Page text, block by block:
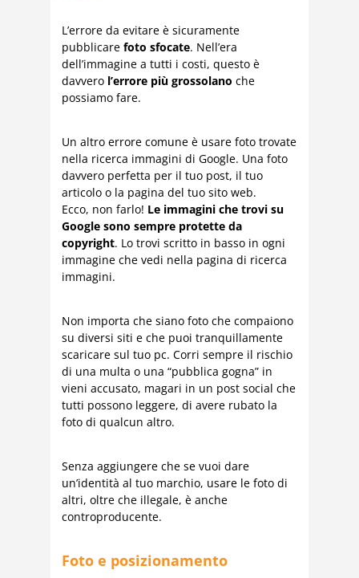
L’errore da evitare è sicuramente
pubblicarefoto sfocate. Nell’era
dell’immagine a tutti i costi, questo è
davvero l’errore più grossolano che
possiamo fare.
Un altro errore comune è usare foto trovate
nella ricerca immagini di Google. Una foto
davvero perfetta per il tuo post, il tuo
articolo o la pagina del tuo sito web.
Ecco, non farlo! Le immagini che trovi su
Google sono sempre protette da
copyright. Lo trovi scritto in basso in ogni
immagine che vedi nella pagina di ricerca
immagini.
Non importa che siano foto che compaiono
su diversi siti e che puoi tranquillamente
scaricare sul tuo pc. Corri sempre il rischio
di una multa o una “pubblica gogna” in
vieni accusato, magari in un post social che
tutti possono leggere, di avere rubato la
foto di qualcun altro.
Senza aggiungere che se vuoi dare
un’identità al tuo marchio, usare le foto di
altri, oltre che illegale, è anche
controproducente.
Foto e posizionamento